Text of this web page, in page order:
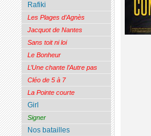
Rafiki
Les Plages d’Agnès
Jacquot de Nantes
Sans toit ni loi
Le Bonheur
L’Une chante l’Autre pas
Cléo de 5 à 7
La Pointe courte
Girl
Signer
Nos batailles